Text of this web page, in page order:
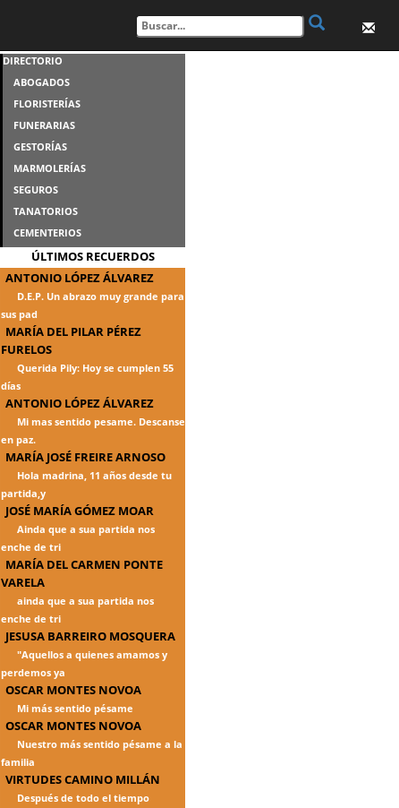
DIRECTORIO
ABOGADOS
FLORISTERÍAS
FUNERARIAS
GESTORÍAS
MARMOLERÍAS
SEGUROS
TANATORIOS
CEMENTERIOS
ÚLTIMOS RECUERDOS
ANTONIO LÓPEZ ÁLVAREZ
D.E.P. Un abrazo muy grande para
sus pad
MARÍA DEL PILAR PÉREZ
FURELOS
Querida Pily: Hoy se cumplen 55
días
ANTONIO LÓPEZ ÁLVAREZ
Mi mas sentido pesame. Descanse
en paz.
MARÍA JOSÉ FREIRE ARNOSO
Hola madrina, 11 años desde tu
partida,y
JOSÉ MARÍA GÓMEZ MOAR
Ainda que a sua partida nos
enche de tri
MARÍA DEL CARMEN PONTE
VARELA
ainda que a sua partida nos
enche de tri
JESUSA BARREIRO MOSQUERA
"Aquellos a quienes amamos y
perdemos ya
OSCAR MONTES NOVOA
Mi más sentido pésame
OSCAR MONTES NOVOA
Nuestro más sentido pésame a la
familia
VIRTUDES CAMINO MILLÁN
Después de todo el tiempo